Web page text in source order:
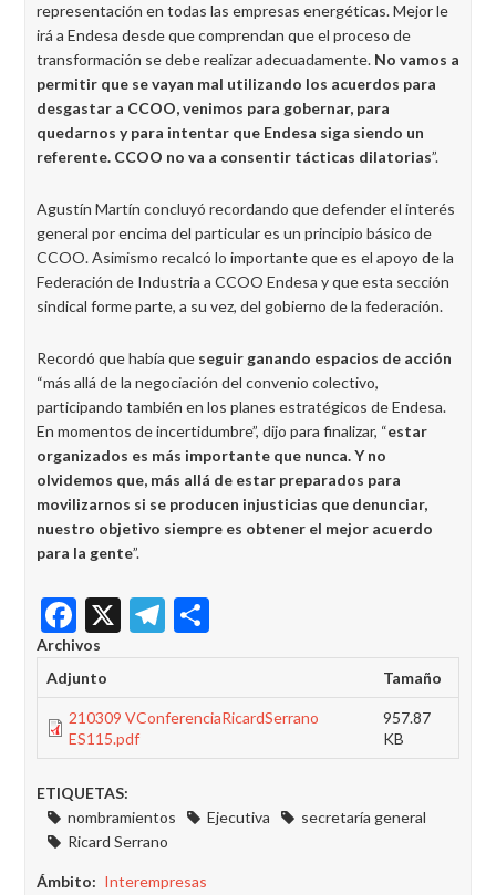
representación en todas las empresas energéticas. Mejor le
irá a Endesa desde que comprendan que el proceso de
transformación se debe realizar adecuadamente. No vamos a
permitir que se vayan mal utilizando los acuerdos para
desgastar a CCOO, venimos para gobernar, para
quedarnos y para intentar que Endesa siga siendo un
referente. CCOO no va a consentir tácticas dilatorias”.
Agustín Martín concluyó recordando que defender el interés
general por encima del particular es un principio básico de
CCOO. Asimismo recalcó lo importante que es el apoyo de la
Federación de Industria a CCOO Endesa y que esta sección
sindical forme parte, a su vez, del gobierno de la federación.
Recordó que había que seguir ganando espacios de acción
“más allá de la negociación del convenio colectivo,
participando también en los planes estratégicos de Endesa.
En momentos de incertidumbre”, dijo para finalizar, “estar
organizados es más importante que nunca. Y no
olvidemos que, más allá de estar preparados para
movilizarnos si se producen injusticias que denunciar,
nuestro objetivo siempre es obtener el mejor acuerdo
para la gente”.
Facebook
X Telegram
Archivos
Adjunto
Tamaño
210309 VConferenciaRicardSerrano
ES115.pdf
957.87
KB
ETIQUETAS:
nombramientos
Ejecutiva
secretaría general
Ricard Serrano
Ámbito Interempresas